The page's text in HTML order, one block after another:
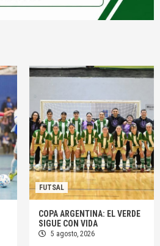
FUTSAL
COPA ARGENTINA: EL VERDE
SIGUE CON VIDA
5 agosto, 2026